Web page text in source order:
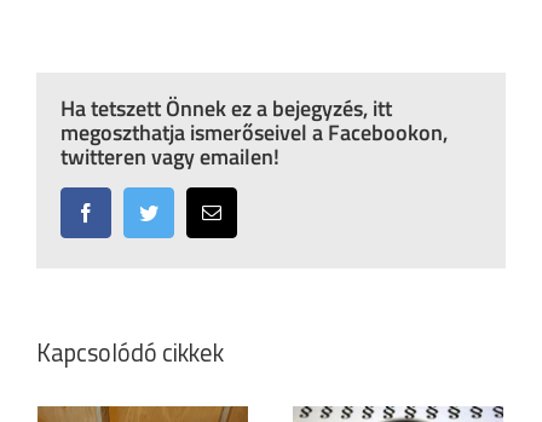
Ha tetszett Önnek ez a bejegyzés, itt
megoszthatja ismerőseivel a Facebookon,
twitteren vagy emailen!
FacebookTwitter Email:
Kapcsolódó cikkek